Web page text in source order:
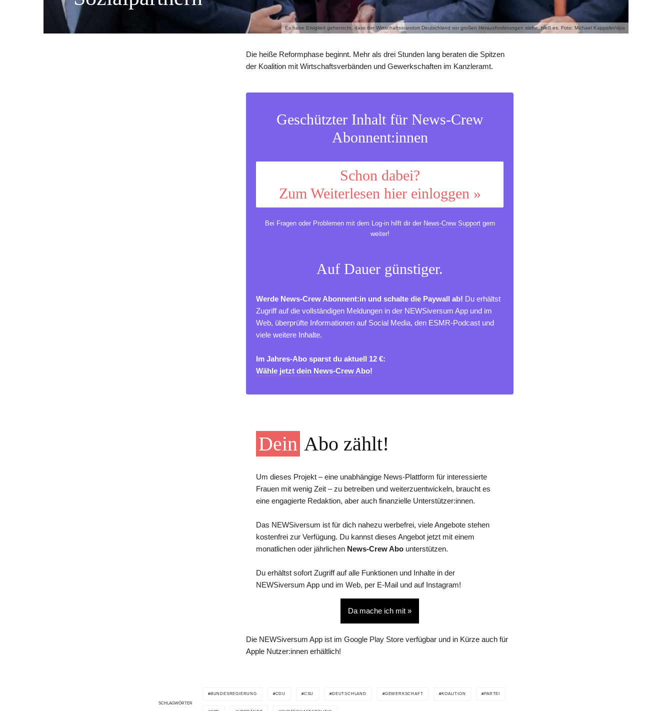
Es habe Einigkeit geherrscht, dass der Wirtschaftsstandort Deutschland vor großen Herausforderungen stehe, hieß es. Foto: Michael Kappeler/dpa
Die heiße Reformphase beginnt. Mehr als drei Stunden lang beraten die Spitzen
der Koalition mit Wirtschaftsverbänden und Gewerkschaften im Kanzleramt.
Geschützter Inhalt für News-Crew
Abonnent:innen
Schon dabei?
Zum Weiterlesen hier einloggen »
Bei Fragen oder Problemen mit dem Log-in hilft dir der News-Crew Supportgern
weiter!
Auf Dauer günstiger.
Werde News-Crew Abonnent:in und schalte die Paywall ab! Du erhältst
Zugriff auf die vollständigen Meldungen in der NEWSiversum App und im
Web, überprüfte Informationen auf Social Media, den ESMR-Podcast und
viele weitere Inhalte.
Im Jahres-Abo sparst du aktuell 12 €:
Wähle jetzt dein News-Crew Abo!
Dein Abo zählt!
Um dieses Projekt – eine unabhängige News-Plattform für interessierte
Frauen mit wenig Zeit – zu betreiben und weiterzuentwickeln, braucht es
eine engagierte Redaktion, aber auch finanzielle Unterstützer:innen.
Das NEWSiversum ist für dich nahezu werbefrei, viele Angebote stehen
kostenfrei zur Verfügung. Du kannst dieses Angebot jetzt mit einem
monatlichen oder jährlichen News-Crew Abo unterstützen.
Du erhältst sofort Zugriff auf alle Funktionen und Inhalte in der
NEWSiversum App und im Web, per E-Mail und auf Instagram!
Da mache ich mit »
Die NEWSiversum App ist im Google Play Store verfügbar und in Kürze auch für
Apple Nutzer:innen erhältlich!
SCHLAGWÖRTER
BUNDESREGIERUNG CDU CSU DEUTSCHLAND GEWERKSCHAFT KOALITION PARTEI